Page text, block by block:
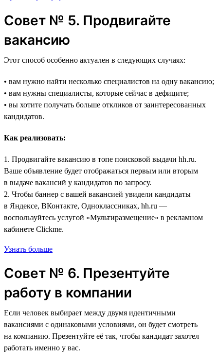
Совет № 5. Продвигайте
вакансию
Этот способ особенно актуален в следующих случаях:
• вам нужно найти несколько специалистов на одну вакансию;
• вам нужны специалисты, которые сейчас в дефиците;
• вы хотите получать больше откликов от заинтересованных
кандидатов.
Как реализовать:
1. Продвигайте вакансию в топе поисковой выдачи hh.ru.
Ваше объявление будет отображаться первым или вторым
в выдаче вакансий у кандидатов по запросу.
2. Чтобы баннер с вашей вакансией увидели кандидаты
в Яндексе, ВКонтакте, Одноклассниках, hh.ru —
воспользуйтесь услугой «Мультиразмещение» в рекламном
кабинете Clickme.
Узнать больше
Совет № 6. Презентуйте
работу в компании
Если человек выбирает между двумя идентичными
вакансиями с одинаковыми условиями, он будет смотреть
на компанию. Презентуйте её так, чтобы кандидат захотел
работать именно у вас.